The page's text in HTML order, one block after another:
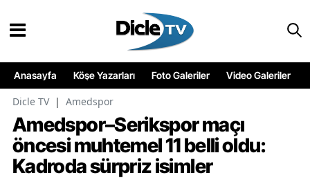
Anasayfa Köşe Yazarları Foto Galeriler Video Galeriler
Dicle TV | Amedspor
Amedspor–Serikspor maçı
öncesi muhtemel 11 belli oldu:
Kadroda sürpriz isimler